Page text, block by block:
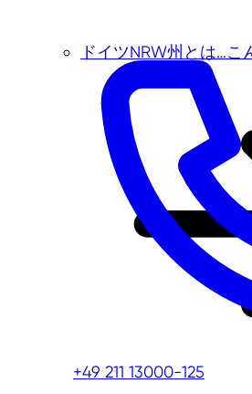
ドイツNRW州とは…こ
+49 211 13000-125